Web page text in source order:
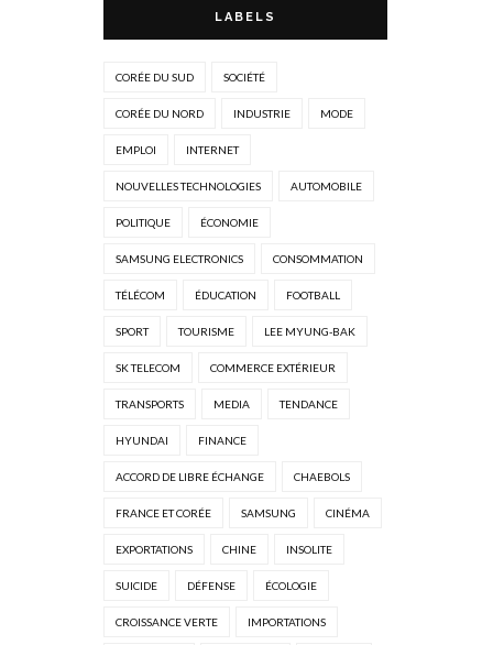
LABELS
CORÉE DU SUD SOCIÉTÉ
CORÉE DU NORD INDUSTRIE MODE
EMPLOI INTERNET
NOUVELLES TECHNOLOGIES AUTOMOBILE
POLITIQUE ÉCONOMIE
SAMSUNG ELECTRONICS CONSOMMATION
TÉLÉCOM ÉDUCATION FOOTBALL
SPORT TOURISME LEE MYUNG-BAK
SK TELECOM COMMERCE EXTÉRIEUR
TRANSPORTS MEDIA TENDANCE
HYUNDAI FINANCE
ACCORD DE LIBRE ÉCHANGE CHAEBOLS
FRANCE ET CORÉE SAMSUNG CINÉMA
EXPORTATIONS CHINE INSOLITE
SUICIDE DÉFENSE ÉCOLOGIE
CROISSANCE VERTE IMPORTATIONS